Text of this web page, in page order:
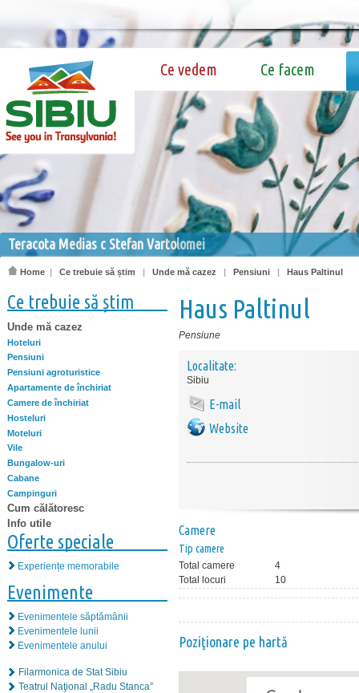
Ce vedem Ce facem
Teracota Medias c Stefan Vartolomei
Home | Ce trebuie să știm | Unde mă cazez | Pensiuni | Haus Paltinul
Ce trebuie să știm
Unde mă cazez
Hoteluri
Pensiuni
Pensiuni agroturistice
Apartamente de închiriat
Camere de închiriat
Hosteluri
Moteluri
Vile
Bungalow-uri
Cabane
Campinguri
Cum călătoresc
Info utile
Oferte speciale
Experiențe memorabile
Evenimente
Evenimentele săptămânii
Evenimentele lunii
Evenimentele anului
Filarmonica de Stat Sibiu
Teatrul Naţional „Radu Stanca”
Haus Paltinul
Pensiune
Localitate:
Sibiu
E-mail
Website
Camere
Tip camere
Total camere
4
Total locuri
10
Poziţionare pe hartă